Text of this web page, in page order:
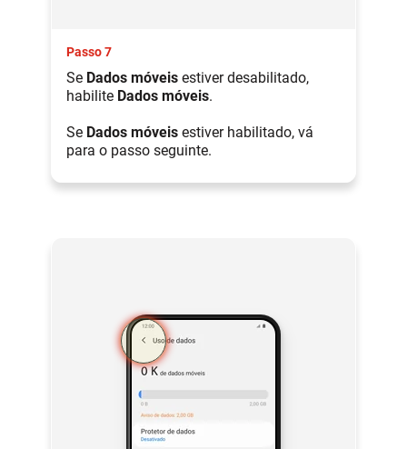
Passo 7
Se Dados móveis estiver desabilitado,
habilite Dados móveis.
Se Dados móveis estiver habilitado, vá
para o passo seguinte.